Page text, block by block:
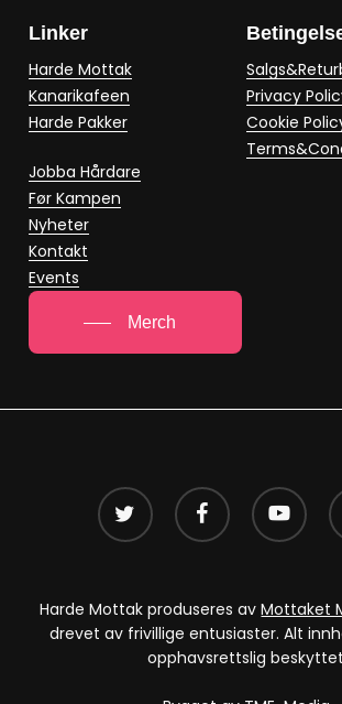
Linker
Harde Mottak
Kanarikafeen
Harde Pakker
Jobba Hårdare
Før Kampen
Nyheter
Kontakt
Events
Privacy
Cookie
Merch
twitter facebook youtube
Harde Mottak produseres avMottaket
drevet av frivillige entusiaster. Alt
opphavsrettslig beskyttet